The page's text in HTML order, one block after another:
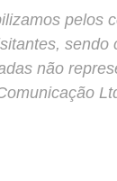
pelos
sendo
não